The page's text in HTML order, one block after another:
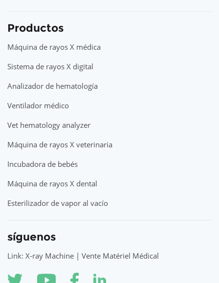
Productos
Máquina de rayos X médica
Sistema de rayos X digital
Analizador de hematología
Ventilador médico
Vet hematology analyzer
Máquina de rayos X veterinaria
Incubadora de bebés
Máquina de rayos X dental
Esterilizador de vapor al vacío
síguenos
Link: X-ray Machine | Vente Matériel Médical